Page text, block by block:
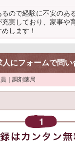
るので経験に不安のあ
実しており、家事や
します！
人にフォームで問い
｜調剤薬局